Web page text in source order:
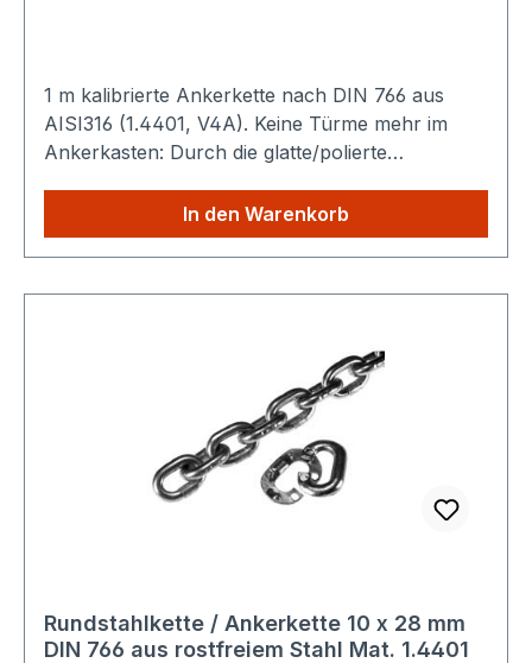
1 m kalibrierte Ankerkette nach DIN 766 aus
AISI316 (1.4401, V4A). Keine Türme mehr im
Ankerkasten: Durch die glatte/polierte
Technische Daten: Nenndicke (d): 8 mm Teilung
(t) : 24 mm Breite (b) : 26 mm Gewicht : 1,4 kg /
Egal wie viele Produkte Sie aus unserem Shop
In den Warenkorb
Rundstahlkette / Ankerkette 10 x 28 mm
DIN 766 aus rostfreiem Stahl Mat. 1.4401